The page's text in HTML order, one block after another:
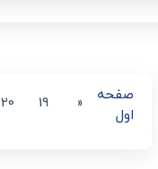
صفحه
اول
«
19
20